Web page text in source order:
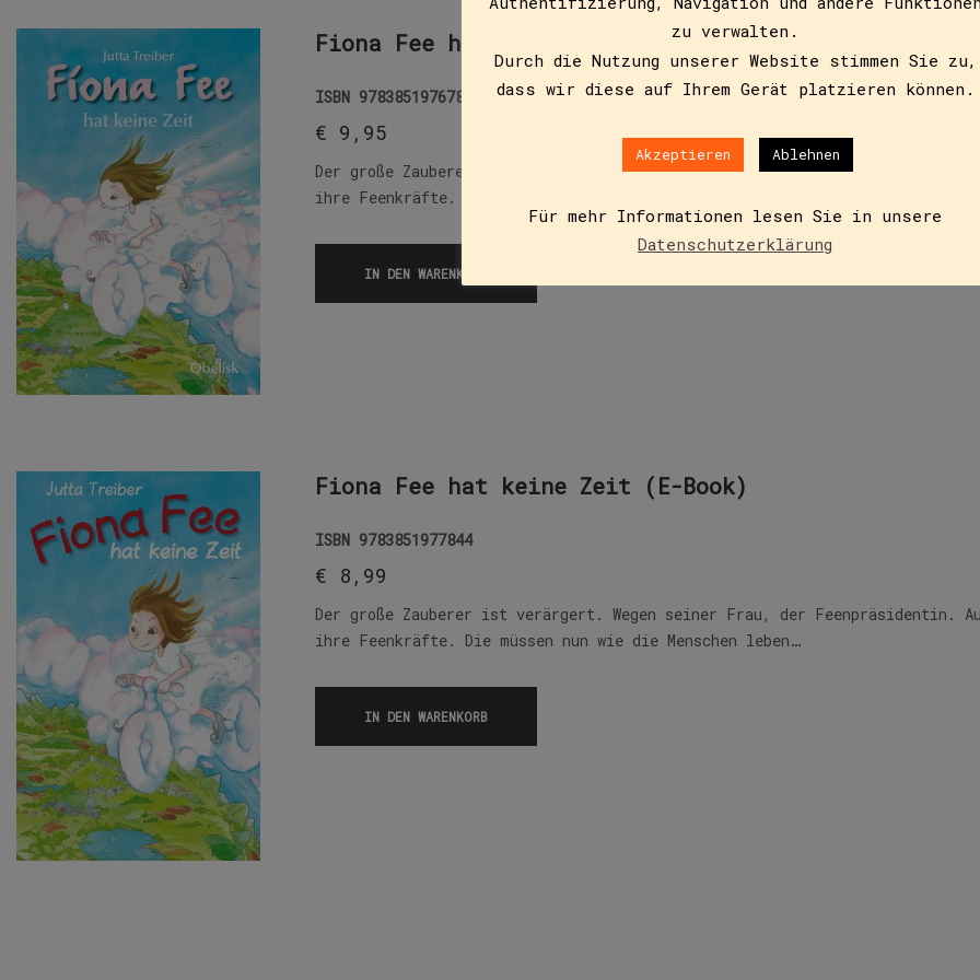
Fiona Fee hat keine Zeit
ISBN 9783851976786
€ 9,95
Der große Zauberer ist verärgert. Wegen seiner Frau, der Feenpräsidentin.
ihre Feenkräfte. Die müssen nun wie die Menschen leben…
IN DEN WARENKORB
Fiona Fee hat keine Zeit (E-Book)
ISBN 9783851977844
€ 8,99
Der große Zauberer ist verärgert. Wegen seiner Frau, der Feenpräsidentin.
ihre Feenkräfte. Die müssen nun wie die Menschen leben…
IN DEN WARENKORB
zu verwalten.
Durch die Nutzung unserer Website stimmen Sie zu,
dass wir diese auf Ihrem Gerät platzieren können.
Akzeptieren Ablehnen
Für mehr Informationen lesen Sie in unsere
Datenschutzerklärung